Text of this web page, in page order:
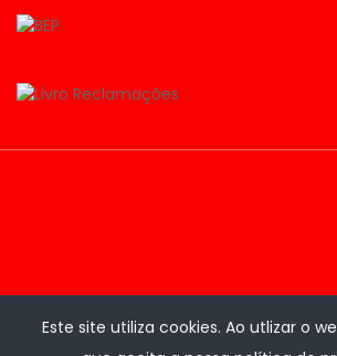
Este site utiliza cookies. Ao utlizar o